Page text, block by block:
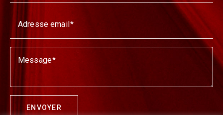
Adresse email
Message
ENVOYER